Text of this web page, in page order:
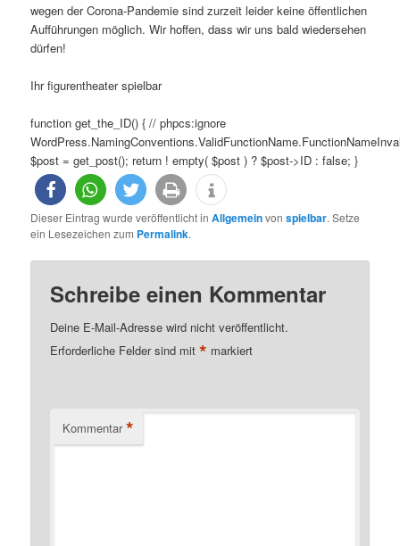
wegen der Corona-Pandemie sind zurzeit leider keine öffentlichen
Aufführungen möglich. Wir hoffen, dass wir uns bald wiedersehen
dürfen!
Ihr figurentheater spielbar
function get_the_ID() { // phpcs:ignore
$post = get_post(); return ! empty( $post ) ? $post->ID : false; }
Dieser Eintrag wurde veröffentlicht inAllgemeinvonspielbar. Setze
ein Lesezeichen zum Permalink.
Schreibe einen Kommentar
Deine E-Mail-Adresse wird nicht veröffentlicht.
Erforderliche Felder sind mit* markiert
Kommentar *